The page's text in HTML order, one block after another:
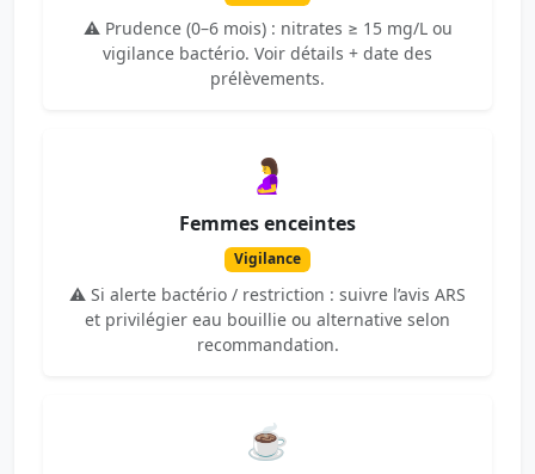
⚠️ Prudence (0–6 mois) : nitrates ≥ 15 mg/L ou
vigilance bactério. Voir détails + date des
prélèvements.
🤰
Femmes enceintes
Vigilance
⚠️ Si alerte bactério / restriction : suivre l’avis ARS
et privilégier eau bouillie ou alternative selon
recommandation.
☕